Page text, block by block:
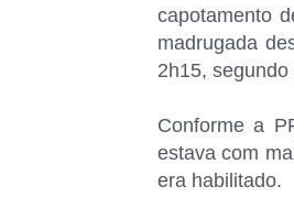
capotamento
madrugada
2h15,
Conforme a
estava com
era habilitado.